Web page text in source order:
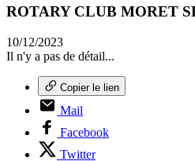
ROTARY CLUB MORET
10/12/2023
Il n'y a pas de détail...
Copier le lien
Mail
Facebook
Twitter